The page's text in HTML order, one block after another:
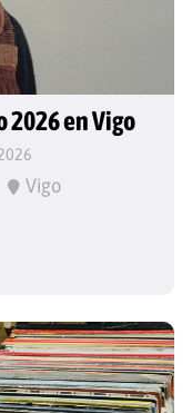
2026 en Vigo
Vigo